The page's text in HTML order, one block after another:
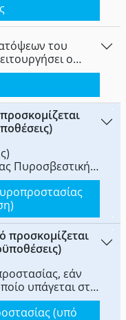
του
ο
όλοι οι
Πυροσβεστικής
προσκομίζεται
εάν
υπάγεται στο
41/2018 (Α 80) ή
και μελέτη
(υπό